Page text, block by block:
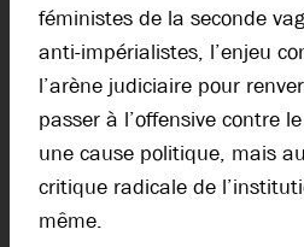
féministes de la seconde
anti-impérialistes, l’enjeu
l’arène judiciaire pour
passer à l’offensive contre
une cause politique, mais
critique radicale de
même.